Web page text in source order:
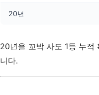
20년
20년을 꼬박 사도 1등 누적
니다.